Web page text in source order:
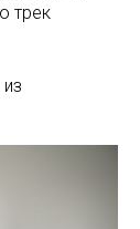
трек